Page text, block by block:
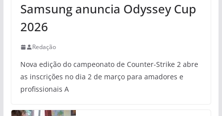
Samsung anuncia Odyssey Cup
2026
Redação
Nova edição do campeonato de Counter-Strike 2 abre
as inscrições no dia 2 de março para amadores e
profissionais A